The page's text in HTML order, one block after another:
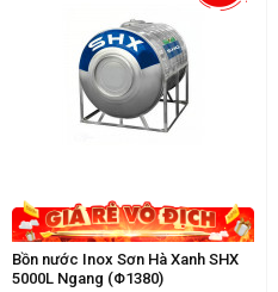
Bồn nước Inox Sơn Hà Xanh SHX
5000L Ngang (Φ1380)